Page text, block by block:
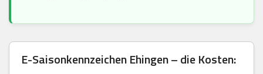
E-Saisonkennzeichen Ehingen – die Kosten: